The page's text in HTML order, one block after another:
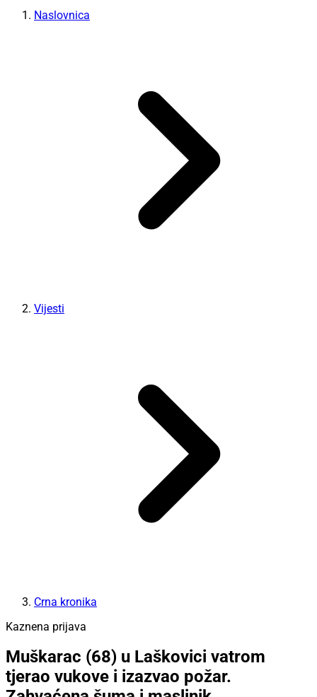
Naslovnica
Vijesti
Crna kronika
Kaznena prijava
Muškarac (68) u Laškovici vatrom
tjerao vukove i izazvao požar.